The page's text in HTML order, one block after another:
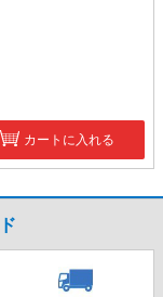
カートに入れる